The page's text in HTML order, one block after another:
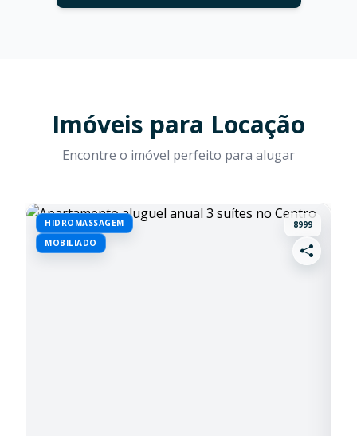
Imóveis para Locação
Encontre o imóvel perfeito para alugar
HIDROMASSAGEM
MOBILIADO
8999